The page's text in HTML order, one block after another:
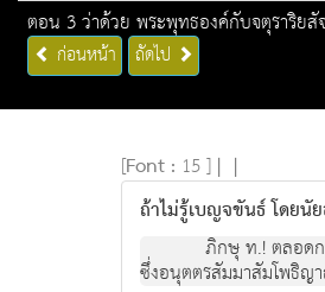
ตอน 3 ว่าด้วย พระพุทธองค์กับจตุราริยสั
ก่อนหน้า ถัดไป
[Font : 15 ] | |
ถ้าไม่รู้เบญจขันธ์ โดยนั
ภิกษุ ท.! ตลอดกา
ซึ่งอนุตตรสัมมาสัมโพธิญา